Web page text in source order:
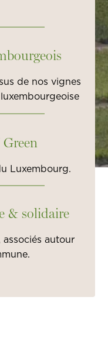
de nos vignes
Luxembourg.
& solidaire
autour